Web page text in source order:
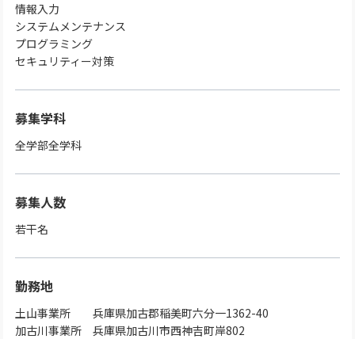
情報入力
システムメンテナンス
プログラミング
セキュリティー対策
募集学科
全学部全学科
募集人数
若干名
勤務地
土山事業所 兵庫県加古郡稲美町六分一1362-40
加古川事業所 兵庫県加古川市西神吉町岸802